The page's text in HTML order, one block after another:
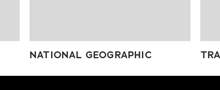
NATIONAL GEOGRAPHIC